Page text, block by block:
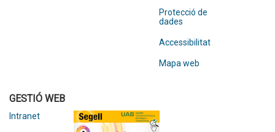
Protecció de
dades
Accessibilitat
Mapa web
GESTIÓ WEB
Intranet